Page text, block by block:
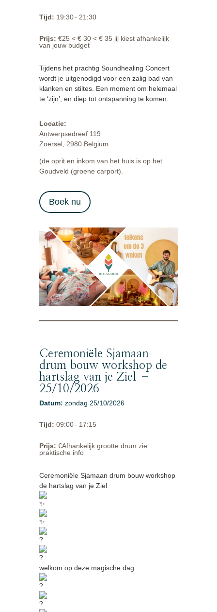
Tijd: 19:30- 21:30
Prijs: €25 < € 30 < € 35 jij kiest afhankelijk
van jouw budget
Tijdens het prachtig Soundhealing Concert
wordt je uitgenodigd voor een zalig bad van
klanken en stiltes. Een moment om helemaal
te ‘zijn’, en diep tot ontspanning te komen.
Locatie:
Antwerpsedreef 119
Zoersel, 2980 Belgium
(de oprit en inkom van het huis is op het
Goudveld (groene carport).
Boek nu
Ceremoniële Sjamaan
drum bouw workshop de
hartslag van je Ziel –
25/10/2026
Datum: zondag 25/10/2026
Tijd: 09:00- 17:15
Prijs: €Afhankelijk grootte drum zie
praktische info
Ceremoniële Sjamaan drum bouw workshop
de hartslag van je Ziel
welkom op deze magische dag